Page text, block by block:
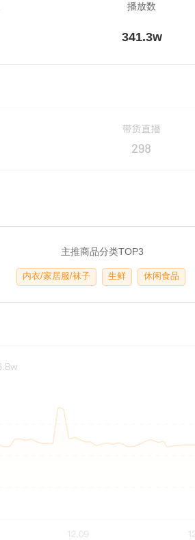
播放数
341.3w
主推商品分类TOP3
内衣/家居服/袜子 生鲜 休闲食品